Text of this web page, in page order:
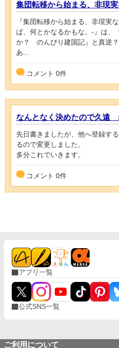
集団転移から始まる、非現
『集団転移から始まる、非現実
ば、何とかなるかもな。-』は、
か？ のんびり建国記』と真逆
あ...
コメント 0件
なんとなく決めたので久遠
先日書きましたが、他へ登録す
るので変更しました。
多分これでいきます。
コメント 0件
アプリ一覧
公式SNS一覧
ご利用について